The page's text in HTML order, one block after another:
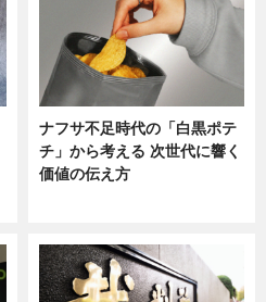
ナフサ不足時代の「白黒ポテ
チ」から考える 次世代に響く
価値の伝え方